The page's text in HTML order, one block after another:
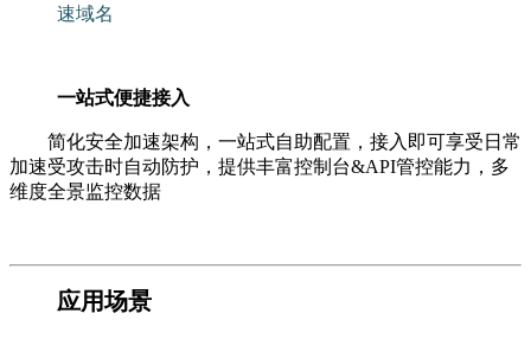
速域名
一站式便捷接入
简化安全加速架构，一站式自助配置，接入即可享受日常
加速受攻击时自动防护，提供丰富控制台&API管控能力，多
维度全景监控数据
应用场景